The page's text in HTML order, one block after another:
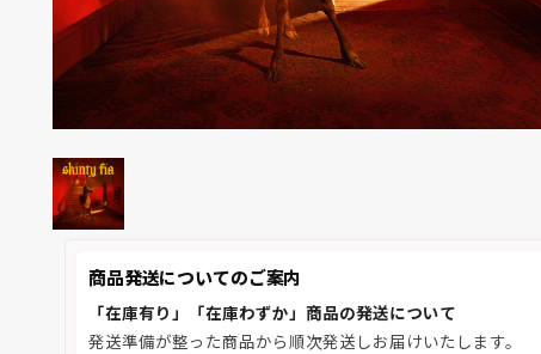
商品発送についてのご案内
「在庫有り」「在庫わずか」商品の発送について
発送準備が整った商品から順次発送しお届けいたします。